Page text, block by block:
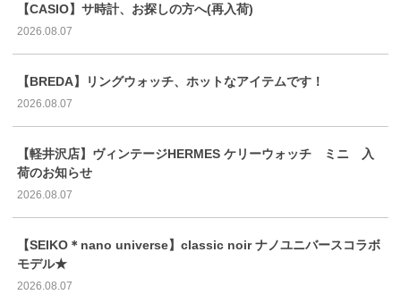
【CASIO】サ時計、お探しの方へ(再入荷)
2026.08.07
【BREDA】リングウォッチ、ホットなアイテムです！
2026.08.07
【軽井沢店】ヴィンテージHERMES ケリーウォッチ ミニ 入
荷のお知らせ
2026.08.07
【SEIKO＊nano universe】classic noir ナノユニバースコラボ
モデル★
2026.08.07